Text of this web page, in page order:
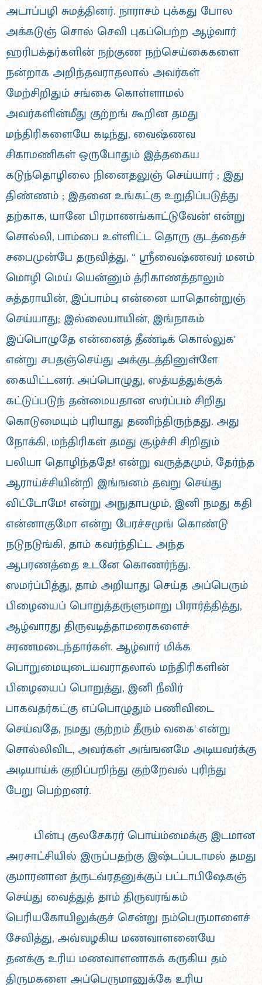
அடாப்பழி சுமத்தினர். நாராசம் புக்கது போல
அக்கடுஞ் சொல் செவி புகப்பெற்ற ஆழ்வார்
ஹரிபக்தர்களின் நற்குண நற்செய்கைகளை
நன்றாக அறிந்தவராதலால் அவர்கள்
மேற்சிறிதும் சங்கை கொள்ளாமல்
அவர்களின்மீது குற்றங் கூறின தமது
மந்திரிகளையே கடிந்து, வைஷ்ணவ
சிகாமணிகள் ஒருபோதும் இத்தகைய
கடுந்தொழிலை நினைதலுஞ் செய்யார் ; இது
திண்ணம் ; இதனை உங்கட்கு உறுதிப்படுத்து
தற்காக, யானே பிரமாணங்காட்டுவேன்' என்று
சொல்லி, பாம்பை உள்ளிட்ட தொரு குடத்தைச்
சபைமுன்பே தருவித்து, “ ஸ்ரீவைஷ்ணவர் மனம்
மொழி மெய் யென்னும் த்ரிகாணத்தாலும்
சுத்தராயின், இப்பாம்பு என்னை யாதொன்றுஞ்
செய்யாது; இல்லையாயின், இங்நாகம்
இப்பொழுதே என்னைத் தீண்டிக் கொல்லுக'
என்று சபதஞ்செய்து அக்குடத்தினுள்ளே
கையிட்டனர். அப்பொழுது, ஸத்யத்துக்குக்
கட்டுப்படுந் தன்மையதான ஸர்ப்பம் சிறிது
கொடுமையும் புரியாது தணிந்திருந்தது. அது
நோக்கி, மந்திரிகள் தமது சூழ்ச்சி சிறிதும்
பலியா தொழிந்ததே! என்று வருத்தமும், தேர்ந்த
ஆராய்ச்சியின்றி இங்ஙனம் தவறு செய்து
விட்டோமே! என்று அநுதாபமும், இனி நமது கதி
என்னாகுமோ என்று பேரச்சமுங் கொண்டு
நடுநடுங்கி, தாம் கவர்ந்திட்ட அந்த
ஆபரணத்தை உடனே கொணர்ந்து.
ஸமர்ப்பித்து, தாம் அறியாது செய்த அப்பெரும்
பிழையைப் பொறுத்தருளுமாறு பிரார்த்தித்து,
ஆழ்வாரது திருவடித்தாமரைகளைச்
சரணமடைந்தார்கள். ஆழ்வார் மிக்க
பொறுமையுடையவராதலால் மந்திரிகளின்
பிழையைப் பொறுத்து, இனி நீவிர்
பாகவதர்கட்கு எப்பொழுதும் பணிவிடை
செய்வதே, நமது குற்றம் தீரும் வகை' என்று
சொல்லிவிட, அவர்கள் அங்ஙனமே அடியவர்க்கு
அடியாய்க் குறிப்பறிந்து குற்றேவல் புரிந்து
பேறு பெற்றனர்.
பின்பு குலசேகரர் பொய்ம்மைக்கு இடமான
அரசாட்சியில் இருப்பதற்கு இஷ்டப்படாமல் தமது
குமாரனான த்ருடவ்ரதனுக்குப் பட்டாபிஷேகஞ்
செய்து வைத்துத் தாம் திருவரங்கம்
பெரியகோயிலுக்குச் சென்று நம்பெருமாளைச்
சேவித்து, அவ்வழகிய மணவாளனையே
தனக்கு உரிய மணவாளனாகக் கருகிய தம்
திருமகளை அப்பெருமானுக்கே உரிய